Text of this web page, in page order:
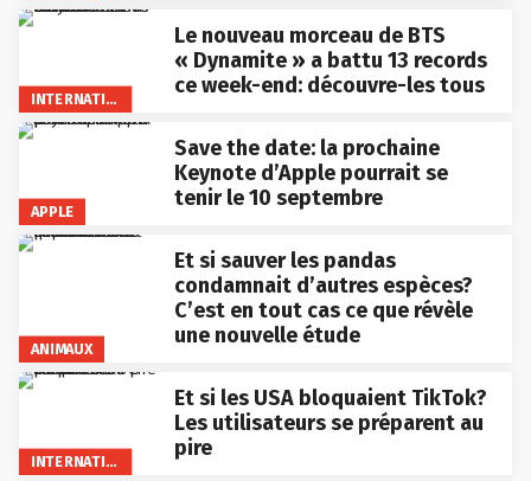
INTERNATIONAL
Le nouveau morceau de BTS
« Dynamite » a battu 13 records
ce week-end: découvre-les tous
APPLE
Save the date: la prochaine
Keynote d’Apple pourrait se
tenir le 10 septembre
ANIMAUX
Et si sauver les pandas
condamnait d’autres espèces?
C’est en tout cas ce que révèle
une nouvelle étude
INTERNATIONAL
Et si les USA bloquaient TikTok?
Les utilisateurs se préparent au
pire